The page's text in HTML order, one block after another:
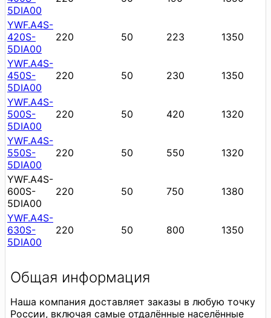
5DIA00
YWF.A4S-
420S-
5DIA00
220 50 223 1350
YWF.A4S-
450S-
5DIA00
220 50 230 1350
YWF.A4S-
500S-
5DIA00
220 50 420 1320
YWF.A4S-
550S-
5DIA00
220 50 550 1320
YWF.A4S-
600S-
5DIA00
220 50 750 1380
YWF.A4S-
630S-
5DIA00
220 50 800 1350